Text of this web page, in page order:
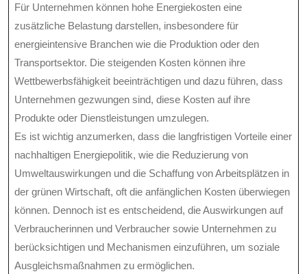
Für Unternehmen können hohe Energiekosten eine
zusätzliche Belastung darstellen, insbesondere für
energieintensive Branchen wie die Produktion oder den
Transportsektor. Die steigenden Kosten können ihre
Wettbewerbsfähigkeit beeinträchtigen und dazu führen, dass
Unternehmen gezwungen sind, diese Kosten auf ihre
Produkte oder Dienstleistungen umzulegen.
Es ist wichtig anzumerken, dass die langfristigen Vorteile einer
nachhaltigen Energiepolitik, wie die Reduzierung von
Umweltauswirkungen und die Schaffung von Arbeitsplätzen in
der grünen Wirtschaft, oft die anfänglichen Kosten überwiegen
können. Dennoch ist es entscheidend, die Auswirkungen auf
Verbraucherinnen und Verbraucher sowie Unternehmen zu
berücksichtigen und Mechanismen einzuführen, um soziale
Ausgleichsmaßnahmen zu ermöglichen.